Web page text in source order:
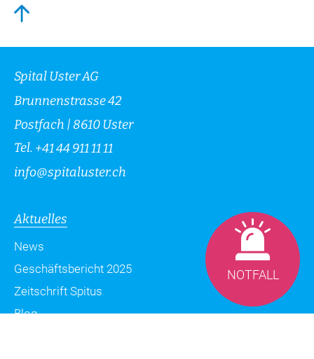
NOTFALL
Spital Uster AG
Brunnenstrasse 42
Postfach | 8610 Uster
Tel. +41 44 911 11 11
info@spitaluster.ch
Aktuelles
News
Geschäftsbericht 2025
Zeitschrift Spitus
Blog